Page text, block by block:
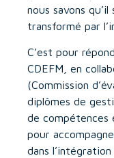
nous savons
transformé par
C’est pour
CDEFM, en
(Commission
diplômes de
de compétences
pour
dans